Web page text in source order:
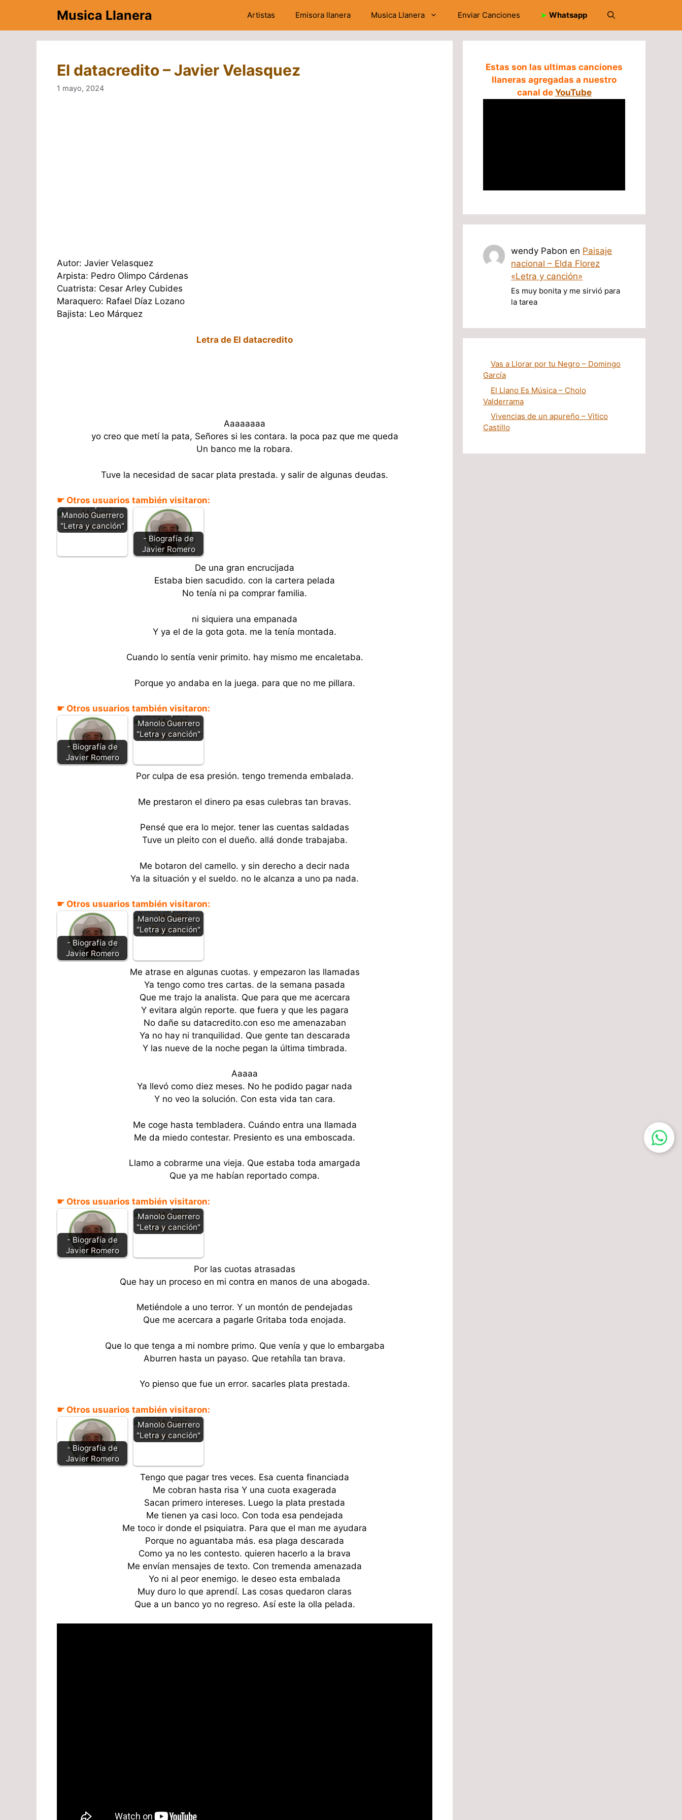
contenido
Musica Llanera Artistas Emisora llanera Musica Llanera Enviar Canciones ➤ Whatsapp
El datacredito – Javier Velasquez
1 mayo, 2024
Autor: Javier Velasquez
Arpista: Pedro Olimpo Cárdenas
Cuatrista: Cesar Arley Cubides
Maraquero: Rafael Díaz Lozano
Bajista: Leo Márquez
Letra de El datacredito
Aaaaaaaa
yo creo que metí la pata, Señores si les contara. la poca paz que me queda
Un banco me la robara.
Tuve la necesidad de sacar plata prestada. y salir de algunas deudas.
☛ Otros usuarios también visitaron:
Metí la pata -
Manolo Guerrero
"Letra y canción"
- Biografía de
Javier Romero
De una gran encrucijada
Estaba bien sacudido. con la cartera pelada
No tenía ni pa comprar familia.
ni siquiera una empanada
Y ya el de la gota gota. me la tenía montada.
Cuando lo sentía venir primito. hay mismo me encaletaba.
Porque yo andaba en la juega. para que no me pillara.
☛ Otros usuarios también visitaron:
- Biografía de
Javier Romero
Metí la pata -
Manolo Guerrero
"Letra y canción"
Por culpa de esa presión. tengo tremenda embalada.
Me prestaron el dinero pa esas culebras tan bravas.
Pensé que era lo mejor. tener las cuentas saldadas
Tuve un pleito con el dueño. allá donde trabajaba.
Me botaron del camello. y sin derecho a decir nada
Ya la situación y el sueldo. no le alcanza a uno pa nada.
☛ Otros usuarios también visitaron:
- Biografía de
Javier Romero
Metí la pata -
Manolo Guerrero
"Letra y canción"
Me atrase en algunas cuotas. y empezaron las llamadas
Ya tengo como tres cartas. de la semana pasada
Que me trajo la analista. Que para que me acercara
Y evitara algún reporte. que fuera y que les pagara
No dañe su datacredito.con eso me amenazaban
Ya no hay ni tranquilidad. Que gente tan descarada
Y las nueve de la noche pegan la última timbrada.
Aaaaa
Ya llevó como diez meses. No he podido pagar nada
Y no veo la solución. Con esta vida tan cara.
Me coge hasta tembladera. Cuándo entra una llamada
Me da miedo contestar. Presiento es una emboscada.
Llamo a cobrarme una vieja. Que estaba toda amargada
Que ya me habían reportado compa.
☛ Otros usuarios también visitaron:
- Biografía de
Javier Romero
Metí la pata -
Manolo Guerrero
"Letra y canción"
Por las cuotas atrasadas
Que hay un proceso en mi contra en manos de una abogada.
Metiéndole a uno terror. Y un montón de pendejadas
Que me acercara a pagarle Gritaba toda enojada.
Que lo que tenga a mi nombre primo. Que venía y que lo embargaba
Aburren hasta un payaso. Que retahíla tan brava.
Yo pienso que fue un error. sacarles plata prestada.
☛ Otros usuarios también visitaron:
- Biografía de
Javier Romero
Metí la pata -
Manolo Guerrero
"Letra y canción"
Tengo que pagar tres veces. Esa cuenta financiada
Me cobran hasta risa Y una cuota exagerada
Sacan primero intereses. Luego la plata prestada
Me tienen ya casi loco. Con toda esa pendejada
Me toco ir donde el psiquiatra. Para que el man me ayudara
Porque no aguantaba más. esa plaga descarada
Como ya no les contesto. quieren hacerlo a la brava
Me envían mensajes de texto. Con tremenda amenazada
Yo ni al peor enemigo. le deseo esta embalada
Muy duro lo que aprendí. Las cosas quedaron claras
Que a un banco yo no regreso. Así este la olla pelada.
Estas son las ultimas canciones
llaneras agregadas a nuestro
canal de YouTube
wendy Pabon en Paisaje
nacional – Elda Florez
«Letra y canción»
Es muy bonita y me sirvió para
la tarea
Vas a Llorar por tu Negro – Domingo
García
El Llano Es Música – Cholo
Valderrama
Vivencias de un apureño – Vitico
Castillo